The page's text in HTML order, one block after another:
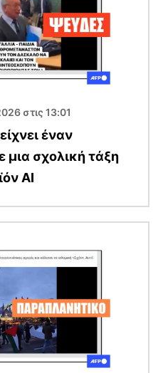
στις 13:01
έναν
μια σχολική τάξη
AI